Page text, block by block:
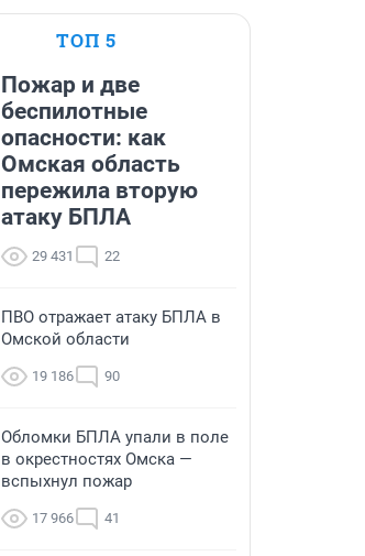
ТОП 5
Пожар и две
беспилотные
опасности: как
Омская область
пережила вторую
атаку БПЛА
29 431 22
ПВО отражает атаку БПЛА в
Омской области
19 186 90
Обломки БПЛА упали в поле
в окрестностях Омска —
вспыхнул пожар
17 966 41